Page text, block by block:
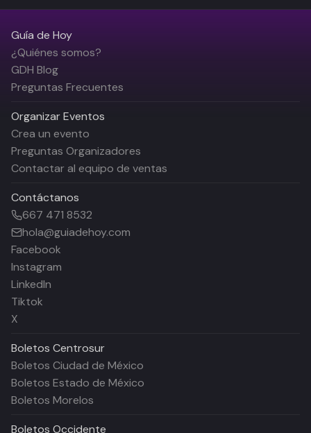
Guía de Hoy
¿Quiénes somos?
GDH Blog
Preguntas Frecuentes
Organizar Eventos
Crea un evento
Preguntas Organizadores
Contactar al equipo de ventas
Contáctanos
667 471 8532
hola@guiadehoy.com
Facebook
Instagram
LinkedIn
Tiktok
X
Boletos Centrosur
Boletos Ciudad de México
Boletos Estado de México
Boletos Morelos
Boletos Occidente